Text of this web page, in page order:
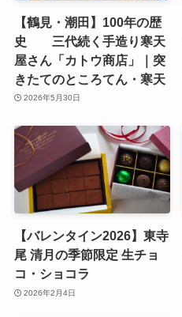
【鶴見・潮田】100年の歴
史 三代続く手造り寒天
屋さん「カトウ商店」｜突
きたてのところてん・寒天
2026年5月30日
【バレンタイン2026】東寺
尾 清月の季節限定 生チョ
コ・ショコラ
2026年2月4日